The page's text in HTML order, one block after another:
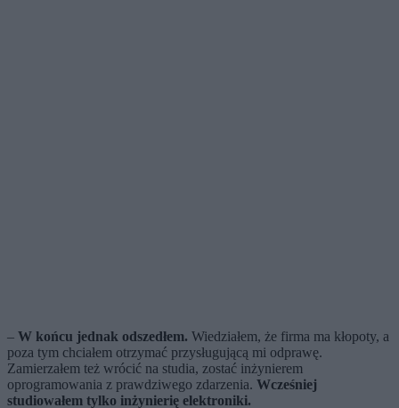
– W końcu jednak odszedłem. Wiedziałem, że firma ma kłopoty, a
poza tym chciałem otrzymać przysługującą mi odprawę.
Zamierzałem też wrócić na studia, zostać inżynierem
oprogramowania z prawdziwego zdarzenia. Wcześniej
studiowałem tylko inżynierię elektroniki.